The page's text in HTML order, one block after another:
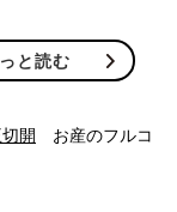
と読む
開 お産のフルコ